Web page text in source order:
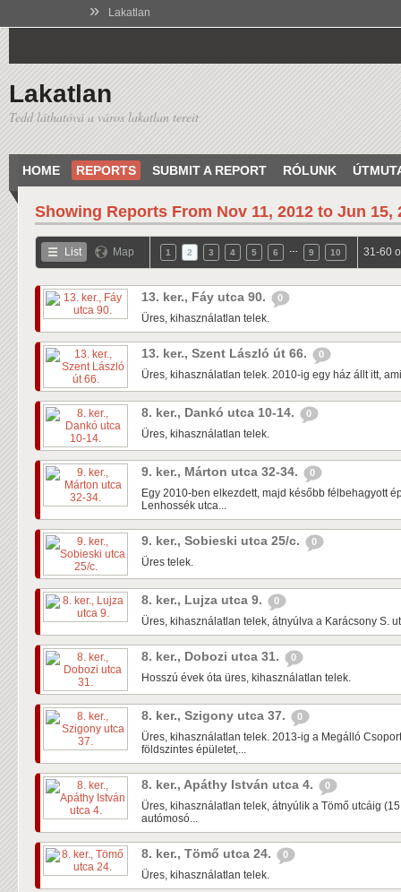
» Lakatlan
Lakatlan
Tedd láthatóvá a város lakatlan tereit
HOME REPORTS SUBMIT A REPORT RÓLUNK
Showing Reports From Nov 11, 2012 to Jun 15,
List Map 1 2 3 4 5 6 9 10 31-60
13. ker., Fáy utca 90. 0
Üres, kihasználatlan telek.
13. ker., Szent László út 66. 0
Üres, kihasználatlan telek. 2010-ig egy ház állt itt,
8. ker., Dankó utca 10-14. 0
Üres, kihasználatlan telek.
9. ker., Márton utca 32-34. 0
Egy 2010-ben elkezdett, majd később félbehagyott
Lenhossék utca...
9. ker., Sobieski utca 25/c. 0
Üres telek.
8. ker., Lujza utca 9. 0
Üres, kihasználatlan telek, átnyúlva a Karácsony S.
8. ker., Dobozi utca 31. 0
Hosszú évek óta üres, kihasználatlan telek.
8. ker., Szigony utca 37. 0
Üres, kihasználatlan telek. 2013-ig a Megálló
földszintes épületet,...
8. ker., Apáthy István utca 4. 0
Üres, kihasználatlan telek, átnyúlik a Tömő utcáig
autómosó...
8. ker., Tömő utca 24. 0
Üres, kihasználatlan telek.